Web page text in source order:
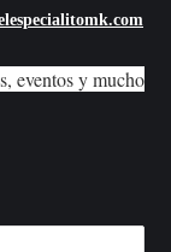
eventos y mucho